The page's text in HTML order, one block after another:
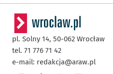
pl. Solny 14, 50-062 Wrocław
tel. 71 776 71 42
e-mail: redakcja@araw.pl